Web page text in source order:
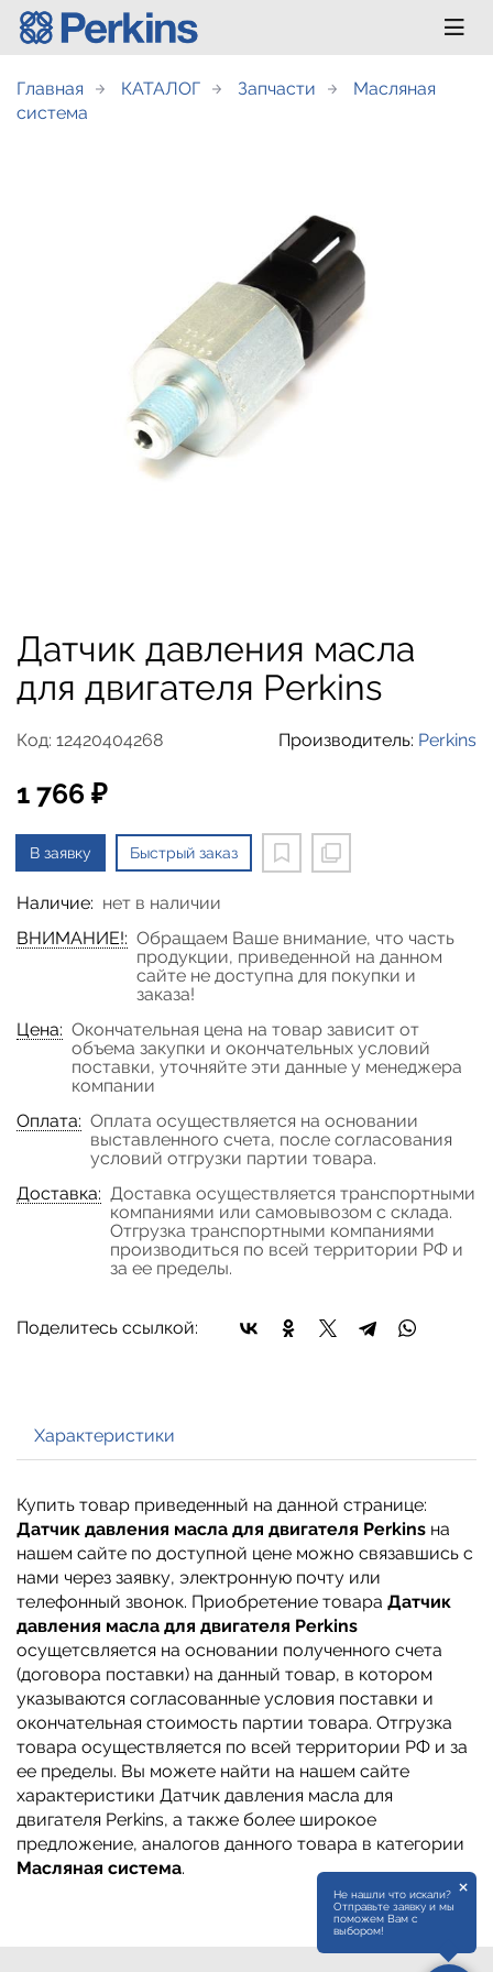
Главная КАТАЛОГ Запчасти
Масляная
система
Датчик давления масла
для двигателя Perkins
Код: 12420404268 Производитель: Perkins
1 766 ₽
В заявку Быстрый заказ
Наличие: нет в наличии
ВНИМАНИЕ!: Обращаем Ваше внимание, что часть
продукции, приведенной на данном
сайте не доступна для покупки и
заказа!
Цена: Окончательная цена на товар зависит от
объема закупки и окончательных условий
поставки, уточняйте эти данные у менеджера
компании
Оплата: Оплата осуществляется на основании
выставленного счета, после согласования
условий отгрузки партии товара.
Доставка: Доставка осуществляется транспортными
компаниями или самовывозом с склада.
Отгрузка транспортными компаниями
производиться по всей территории РФ и
за ее пределы.
Поделитесь ссылкой:
Характеристики
Купить товар приведенный на данной странице:
Датчик давления масла для двигателя Perkins на
нашем сайте по доступной цене можно связавшись с
нами через заявку, электронную почту или
телефонный звонок. Приобретение товара Датчик
давления масла для двигателя Perkins
осущетсвляется на основании полученного счета
(договора поставки) на данный товар, в котором
указываются согласованные условия поставки и
окончательная стоимость партии товара. Отгрузка
товара осуществляется по всей территории РФ и за
ее пределы. Вы можете найти на нашем сайте
характеристики Датчик давления масла для
двигателя Perkins, а также более широкое
предложение, аналогов данного товара в категории
Масляная система.
Не нашли что искали?
Отправьте заявку и мы
поможем Вам с
выбором!
×